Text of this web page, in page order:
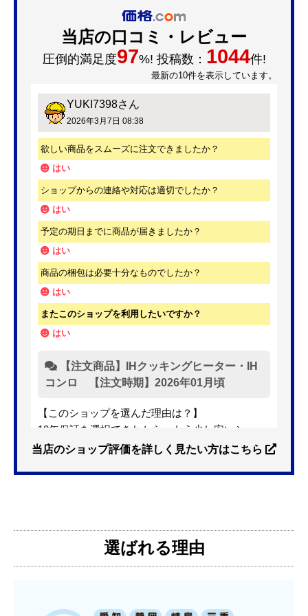
当店の口コミ・レビュー
圧倒的満足度97%! 投稿数： 1044件!
最新の10件を表示しています。
YUKI7398さん
2026年3月7日 08:38
欲しい商品をスムーズに注文できましたか？
はい
ショップからの連絡や対応は適切でしたか？
はい
予定の期日までに商品が届きましたか？
はい
商品の梱包は必要十分なものでしたか？
はい
またこのショップを利用したいですか？
はい
【注文商品】IHクッキングヒーター・IH
コンロ 【注文時期】2026年01月頃
【このショップを選んだ理由は？】
10年保証を選択できたから。もう少し安いショッ
プも有ったが、5年保証しかなかった。
【その他感想・コメント】
ものおきものおきさん
当店のショップ評価を詳しく見たい方はこちら
選ばれる理由